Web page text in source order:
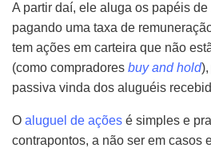
A partir daí, ele aluga os papéis de
pagando uma taxa de
tem ações em carteira que não
(como compradores buy and hold
passiva vinda dos aluguéis
O aluguel de ações é simples e
contrapontos, a não ser em casos